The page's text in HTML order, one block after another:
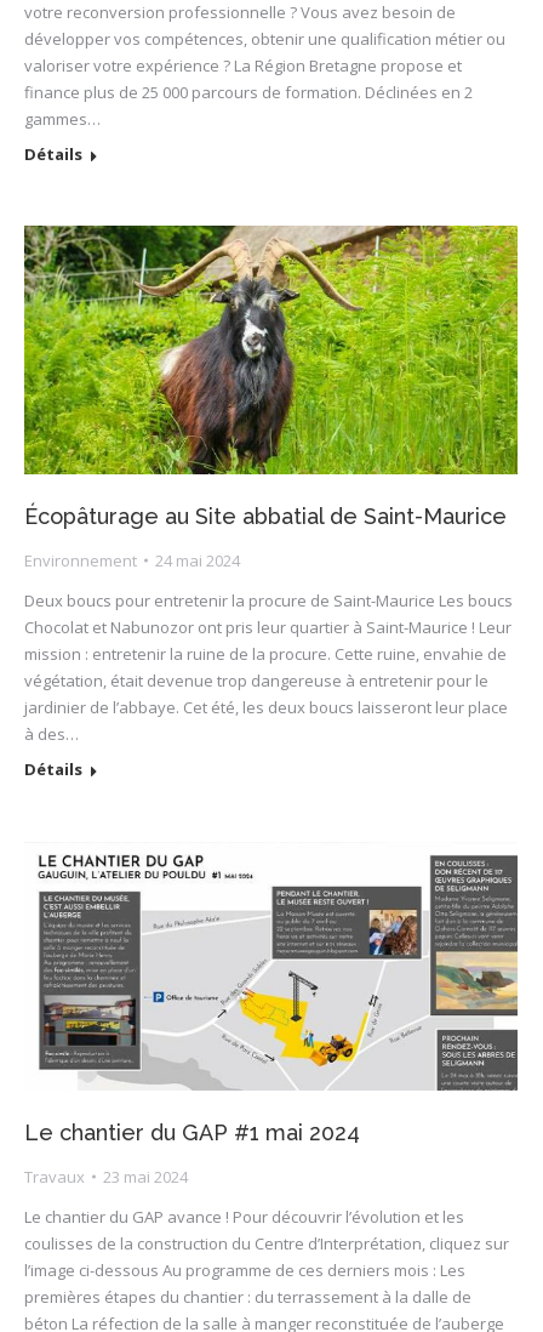
votre reconversion professionnelle ? Vous avez besoin de
développer vos compétences, obtenir une qualification métier ou
valoriser votre expérience ? La Région Bretagne propose et
finance plus de 25 000 parcours de formation. Déclinées en 2
gammes…
Détails
Écopâturage au Site abbatial de Saint-Maurice
Environnement
24 mai 2024
Deux boucs pour entretenir la procure de Saint-Maurice Les boucs
Chocolat et Nabunozor ont pris leur quartier à Saint-Maurice ! Leur
mission : entretenir la ruine de la procure. Cette ruine, envahie de
végétation, était devenue trop dangereuse à entretenir pour le
jardinier de l’abbaye. Cet été, les deux boucs laisseront leur place
à des…
Détails
Le chantier du GAP #1 mai 2024
Travaux
23 mai 2024
Le chantier du GAP avance ! Pour découvrir l’évolution et les
coulisses de la construction du Centre d’Interprétation, cliquez sur
l’image ci-dessous Au programme de ces derniers mois : Les
premières étapes du chantier : du terrassement à la dalle de
béton La réfection de la salle à manger reconstituée de l’auberge